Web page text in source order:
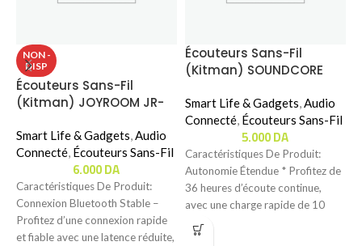
NON -
DISP
Écouteurs Sans-Fil
(Kitman) JOYROOM JR-
Smart Life & Gadgets,Audio
Connecté, Écouteurs Sans-Fil
6.000DA
Caractéristiques De Produit:
Connexion Bluetooth Stable –
Profitez d’une connexion rapide
et fiable avec une latence réduite,
Écouteurs Sans-Fil
(Kitman) SOUNDCORE
Smart Life & Gadgets,Audio
Connecté, Écouteurs Sans-Fil
5.000DA
Caractéristiques De Produit:
Autonomie Étendue * Profitez de
36 heures d’écoute continue,
avec une charge rapide de 10
minutes offrant